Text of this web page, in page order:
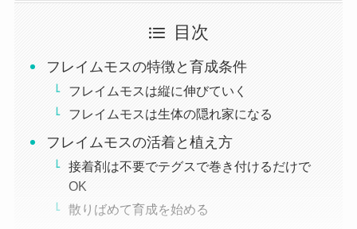
目次
フレイムモスの特徴と育成条件
フレイムモスは縦に伸びていく
フレイムモスは生体の隠れ家になる
フレイムモスの活着と植え方
接着剤は不要でテグスで巻き付けるだけで
OK
散りばめて育成を始める